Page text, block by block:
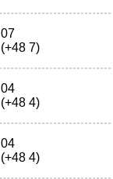
07
(+48 7)
04
(+48 4)
04
(+48 4)